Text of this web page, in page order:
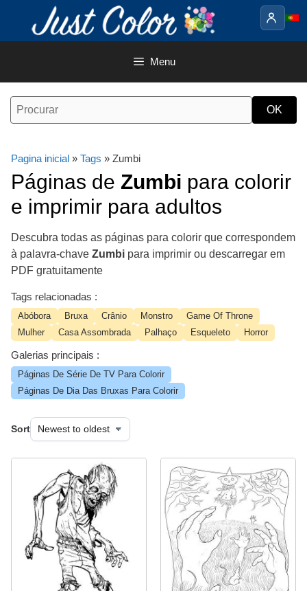
o
Menu
Pagina inicial » Tags » Zumbi
Páginas de Zumbi para colorir
e imprimir para adultos
Descubra todas as páginas para colorir que correspondem
à palavra-chave Zumbi para imprimir ou descarregar em
PDF gratuitamente
Tags relacionadas :
Abóbora Bruxa Crânio Monstro
Game Of Throne
Mulher
Casa Assombrada Palhaço Esqueleto Horror
Galerias principais :
Páginas De Série De TV Para Colorir
Páginas De Dia Das Bruxas Para Colorir
Sort